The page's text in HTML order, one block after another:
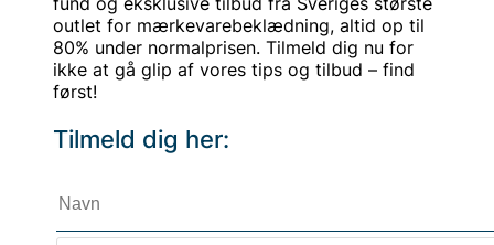
outlet for mærkevarebeklædning, altid op til
80% under normalprisen. Tilmeld dig nu for
ikke at gå glip af vores tips og tilbud – find
først!
Tilmeld dig her: